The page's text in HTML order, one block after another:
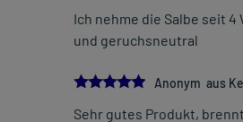
Ich nehme die Salbe seit
und geruchsneutral
5.0
Anonym aus
Sehr gutes Produkt,